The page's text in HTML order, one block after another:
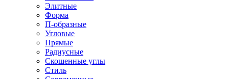
Элитные
Форма
П-образные
Угловые
Прямые
Радиусные
Скошенные углы
Стиль